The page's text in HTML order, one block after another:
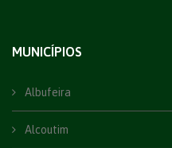
MUNICÍPIOS
Albufeira
Alcoutim